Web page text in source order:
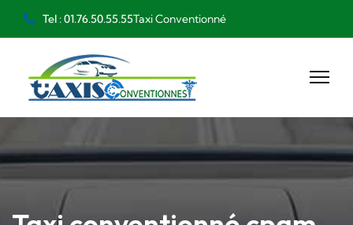
Tel : 01.76.50.55.55Taxi Conventionné